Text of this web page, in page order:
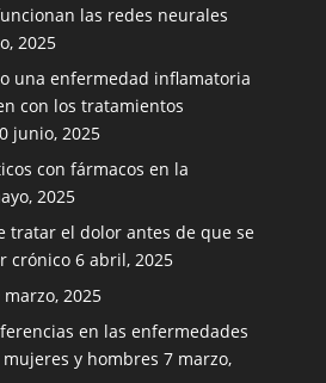
las redes neurales
2025
una enfermedad inflamatoria
con los tratamientos
junio, 2025
con fármacos en la
2025
tratar el dolor antes de que se
crónico 6 abril, 2025
marzo, 2025
en las enfermedades
y hombres 7 marzo,